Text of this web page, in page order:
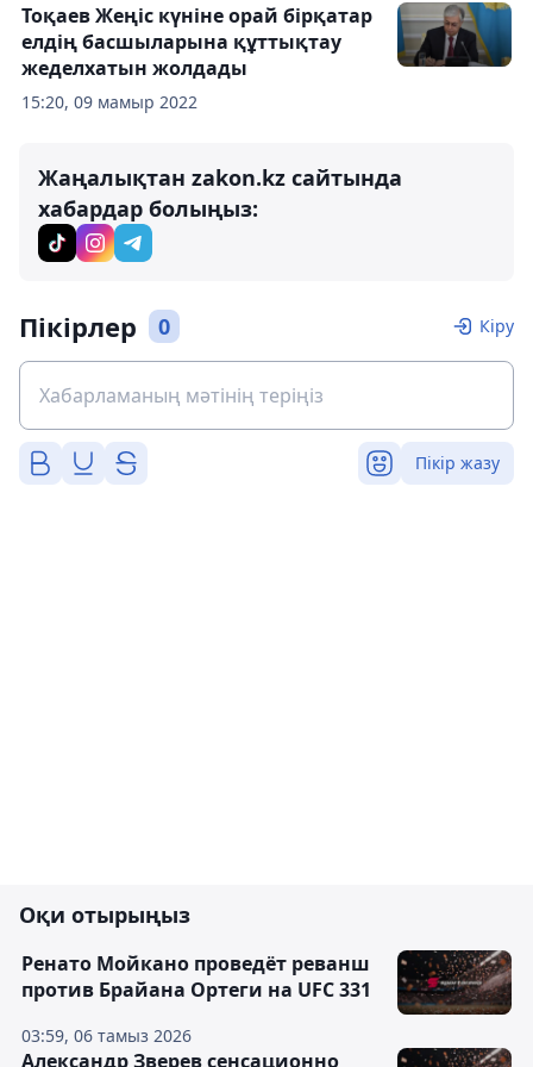
15:20, 09 мамыр 2022
Тоқаев Жеңіс күніне орай бірқатар
елдің басшыларына құттықтау
жеделхатын жолдады
Жаңалықтан zakon.kz сайтында
хабардар болыңыз:
Пікірлер 0 Кіру
Пікір жазу
Оқи отырыңыз
03:59, 06 тамыз 2026
Ренато Мойкано проведёт реванш
против Брайана Ортеги на UFC 331
Александр Зверев сенсационно